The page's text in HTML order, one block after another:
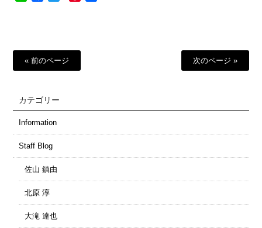
« 前のページ 次のページ »
カテゴリー
Information
Staff Blog
佐山 鎮由
北原 淳
大滝 達也